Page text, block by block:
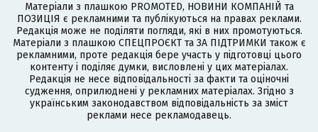
Матеріали з плашкою PROMOTED, НОВИНИ КОМПАНІЙ та
ПОЗИЦІЯ є рекламними та публікуються на правах реклами.
Редакція може не поділяти погляди, які в них промотуються.
Матеріали з плашкою СПЕЦПРОЄКТ та ЗА ПІДТРИМКИ також є
рекламними, проте редакція бере участь у підготовці цього
контенту і поділяє думки, висловлені у цих матеріалах.
Редакція не несе відповідальності за факти та оціночні
судження, оприлюднені у рекламних матеріалах. Згідно з
українським законодавством відповідальність за зміст
реклами несе рекламодавець.